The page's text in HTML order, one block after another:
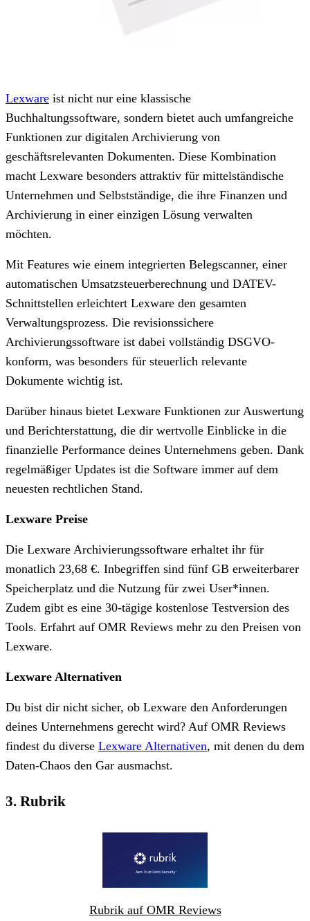
Lexware ist nicht nur eine klassische
Buchhaltungssoftware, sondern bietet auch umfangreiche
Funktionen zur digitalen Archivierung von
geschäftsrelevanten Dokumenten. Diese Kombination
macht Lexware besonders attraktiv für mittelständische
Unternehmen und Selbstständige, die ihre Finanzen und
Archivierung in einer einzigen Lösung verwalten
möchten.
Mit Features wie einem integrierten Belegscanner, einer
automatischen Umsatzsteuerberechnung und DATEV-
Schnittstellen erleichtert Lexware den gesamten
Verwaltungsprozess. Die revisionssichere
Archivierungssoftware ist dabei vollständig DSGVO-
konform, was besonders für steuerlich relevante
Dokumente wichtig ist.
Darüber hinaus bietet Lexware Funktionen zur Auswertung
und Berichterstattung, die dir wertvolle Einblicke in die
finanzielle Performance deines Unternehmens geben. Dank
regelmäßiger Updates ist die Software immer auf dem
neuesten rechtlichen Stand.
Lexware Preise
Die Lexware Archivierungssoftware erhaltet ihr für
monatlich 23,68 €. Inbegriffen sind fünf GB erweiterbarer
Speicherplatz und die Nutzung für zwei User*innen.
Zudem gibt es eine 30-tägige kostenlose Testversion des
Tools. Erfahrt auf OMR Reviews mehr zu den Preisen von
Lexware.
Lexware Alternativen
Du bist dir nicht sicher, ob Lexware den Anforderungen
deines Unternehmens gerecht wird? Auf OMR Reviews
findest du diverse Lexware Alternativen, mit denen du dem
Daten-Chaos den Gar ausmachst.
3. Rubrik
Rubrik auf OMR Reviews